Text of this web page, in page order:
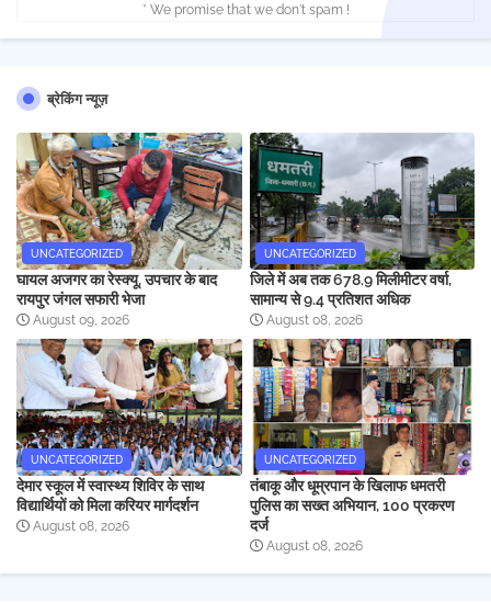
* We promise that we don't spam !
ब्रेकिंग न्यूज़
UNCATEGORIZED
घायल अजगर का रेस्क्यू, उपचार के बाद
रायपुर जंगल सफारी भेजा
August 09, 2026
UNCATEGORIZED
जिले में अब तक 678.9 मिलीमीटर वर्षा,
सामान्य से 9.4 प्रतिशत अधिक
August 08, 2026
UNCATEGORIZED
देमार स्कूल में स्वास्थ्य शिविर के साथ
विद्यार्थियों को मिला करियर मार्गदर्शन
August 08, 2026
UNCATEGORIZED
तंबाकू और धूम्रपान के खिलाफ धमतरी
पुलिस का सख्त अभियान, 100 प्रकरण
दर्ज
August 08, 2026